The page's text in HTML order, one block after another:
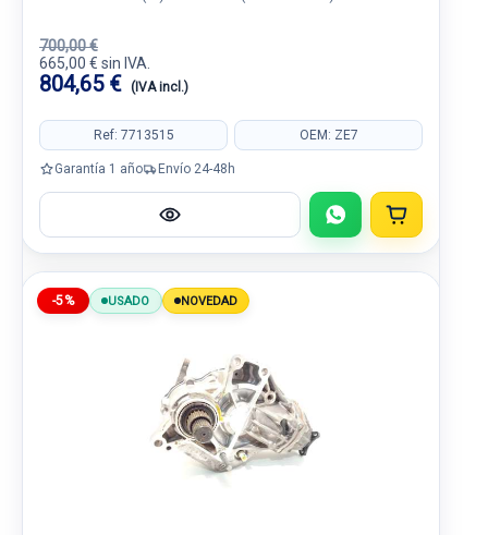
700,00 €
665,00 € sin IVA.
804,65 € (IVA incl.)
Ref: 7713515 OEM: ZE7
Garantía 1 año Envío 24-48h
-5% USADO NOVEDAD